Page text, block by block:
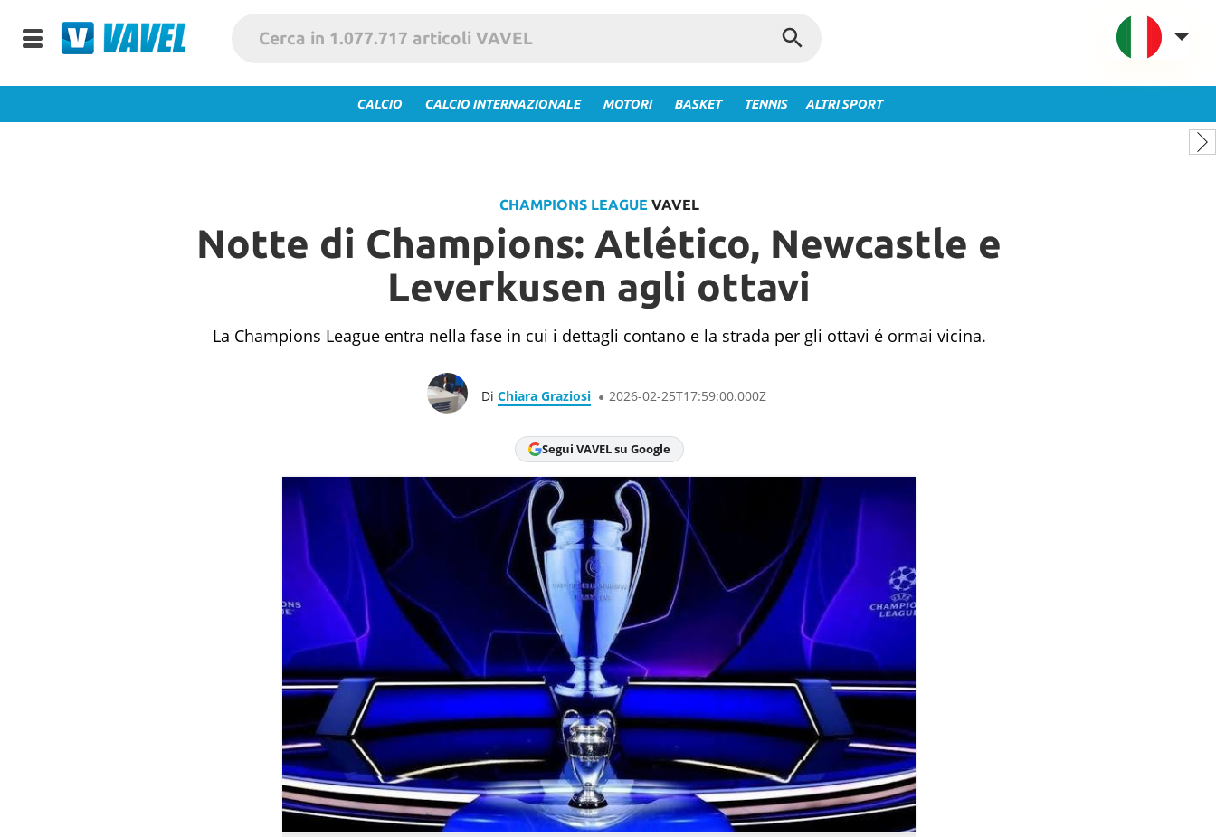
CALCIO CALCIO INTERNAZIONALE MOTORI BASKET TENNIS ALTRI SPORT
CHAMPIONS LEAGUEVAVEL
Notte di Champions: Atlético, Newcastle e
Leverkusen agli ottavi
La Champions League entra nella fase in cui i dettagli contano e la strada per gli ottavi é ormai vicina.
Di Chiara Graziosi 2026-02-25T17:59:00.000Z
Segui VAVEL su Google